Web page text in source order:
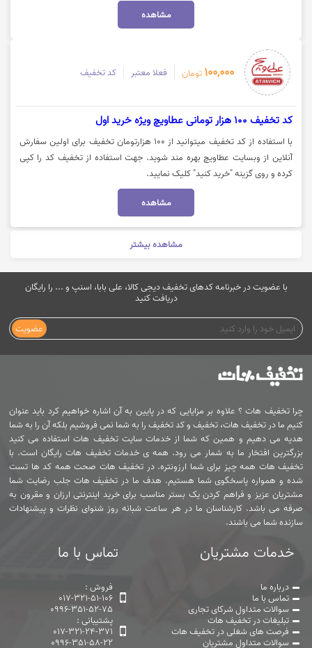
مشاهده
100,000 تومان فعلا معتبر کد تخفیف
کد تخفیف 100 هزار تومانی عطاویچ ویژه خرید اول
با استفاده از کد تخفیف میتوانید از 100 هزارتومان تخفیف برای اولین سفارش
آنلاین از وبسایت عطاویچ بهره مند شوید. جهت استفاده از تخفیف کد را کپی
کرده و روی گزینه "خرید کنید" کلیک نمایید.
مشاهده
مشاهده بیشتر
با عضویت در خبرنامه کدهای تخفیف دیجی کالا، علی بابا، اسنپ و ... را رایگان
دریافت کنید
عضویت
چرا تخفیف هات ؟ علاوه بر مزایایی که در پایین به آن اشاره خواهیم کرد باید عنوان
کنیم ما در تخفیف هات، تخفیف و کد تخفیف را به شما نمی فروشیم بلکه آن را به شما
هدیه می دهیم و همین که شما از خدمات سایت تخفیف هات استفاده می کنید
بزرگترین افتخار ما به شمار می رود. همه ی خدمات تخفیف هات رایگان است. با
تخفیف هات همه چیز برای شما ارزونتره. در تخفیف هات صحت همه کد ها تست
شده و همواره پاسخگوی شما هستیم. هدف ما در تخفیف هات جلب رضایت شما
مشتریان عزیز و فراهم کردن یک بستر مناسب برای خرید اینترنتی ارزان و مقرون به
صرفه می باشد. کارشناسان ما در هر ساعت شبانه روز شنوای نظرات و پیشنهادات
سازنده شما می باشند.
خدمات مشتریان
درباره ما
تماس با ما
سوالات متداول شرکای تجاری
تبلیغات در تخفیف هات
فرصت های شغلی در تخفیف هات
سوالات متداول مشتریان
تماس با ما
فروش :
017-321-51-106
0996-351-52-75
پشتیبانی :
017-321-24-371
0996-351-58-22